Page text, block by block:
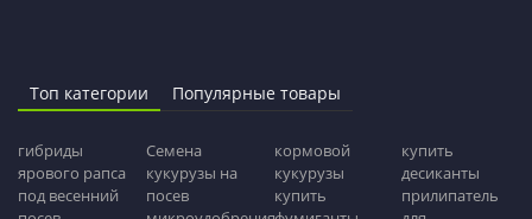
Топ категории Популярные товары
гибриды
ярового рапса
под весенний
Семена
кукурузы на
посев
кормовой
кукурузы
купить
купить
десиканты
прилипатель